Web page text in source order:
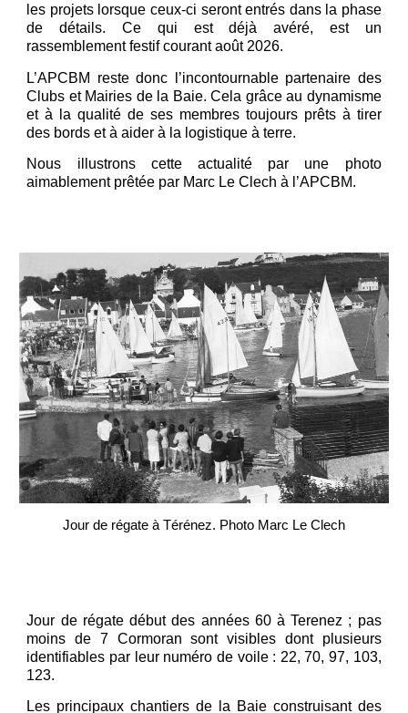
les projets lorsque ceux-ci seront entrés dans la phase
de détails. Ce qui est déjà avéré, est un
rassemblement festif courant août 2026.
L’APCBM reste donc l’incontournable partenaire des
Clubs et Mairies de la Baie. Cela grâce au dynamisme
et à la qualité de ses membres toujours prêts à tirer
des bords et à aider à la logistique à terre.
Nous illustrons cette actualité par une photo
aimablement prêtée par Marc Le Clech à l’APCBM.
Jour de régate à Térénez. Photo Marc Le Clech
Jour de régate début des années 60 à Terenez ; pas
moins de 7 Cormoran sont visibles dont plusieurs
identifiables par leur numéro de voile : 22, 70, 97, 103,
123.
Les principaux chantiers de la Baie construisant des